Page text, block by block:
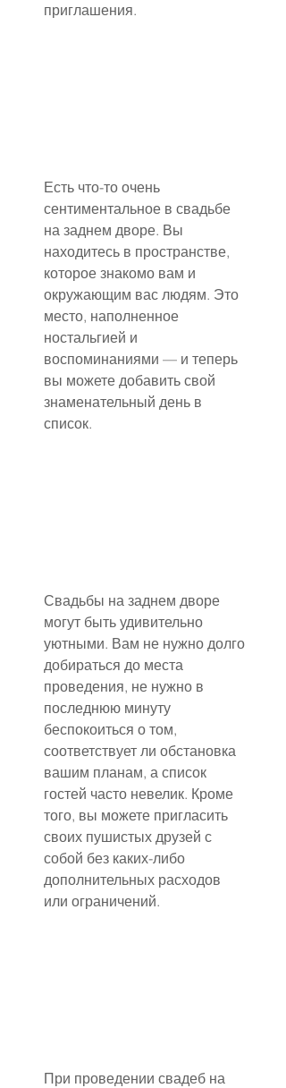
приглашения.
Есть что-то очень
сентиментальное в свадьбе
на заднем дворе. Вы
находитесь в пространстве,
которое знакомо вам и
окружающим вас людям. Это
место, наполненное
ностальгией и
воспоминаниями — и теперь
вы можете добавить свой
знаменательный день в
список.
Свадьбы на заднем дворе
могут быть удивительно
уютными. Вам не нужно долго
добираться до места
проведения, не нужно в
последнюю минуту
беспокоиться о том,
соответствует ли обстановка
вашим планам, а список
гостей часто невелик. Кроме
того, вы можете пригласить
своих пушистых друзей с
собой без каких-либо
дополнительных расходов
или ограничений.
При проведении свадеб на